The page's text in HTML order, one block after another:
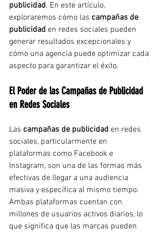
publicidad. En este artículo,
exploraremos cómo las campañas de
publicidad en redes sociales pueden
generar resultados excepcionales y
cómo una agencia puede optimizar cada
aspecto para garantizar el éxito.
El Poder de las Campañas de Publicidad
en Redes Sociales
Las campañas de publicidad en redes
sociales, particularmente en
plataformas como Facebook e
Instagram, son una de las formas más
efectivas de llegar a una audiencia
masiva y específica al mismo tiempo.
Ambas plataformas cuentan con
millones de usuarios activos diarios, lo
que significa que las marcas pueden